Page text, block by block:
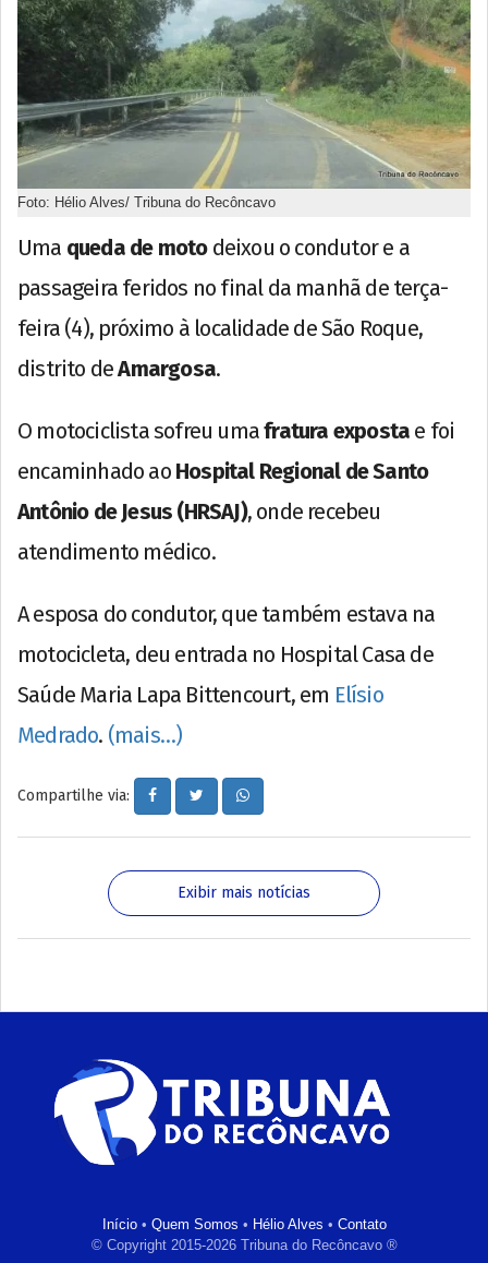
Foto: Hélio Alves/ Tribuna do Recôncavo
Uma queda de motodeixou o condutor e a
passageira feridos no final da manhã de terça-
feira (4), próximo à localidade de São Roque,
distrito deAmargosa.
O motociclista sofreu umafratura exposta e foi
encaminhado ao Hospital Regional de Santo
Antônio de Jesus (HRSAJ), onde recebeu
atendimento médico.
A esposa do condutor, que também estava na
motocicleta, deu entrada no Hospital Casa de
Saúde Maria Lapa Bittencourt, em Elísio
Medrado. (mais…)
Compartilhe via:
Exibir mais notícias
Início• Quem Somos • Hélio Alves • Contato
© Copyright 2015-2026 Tribuna do Recôncavo ®